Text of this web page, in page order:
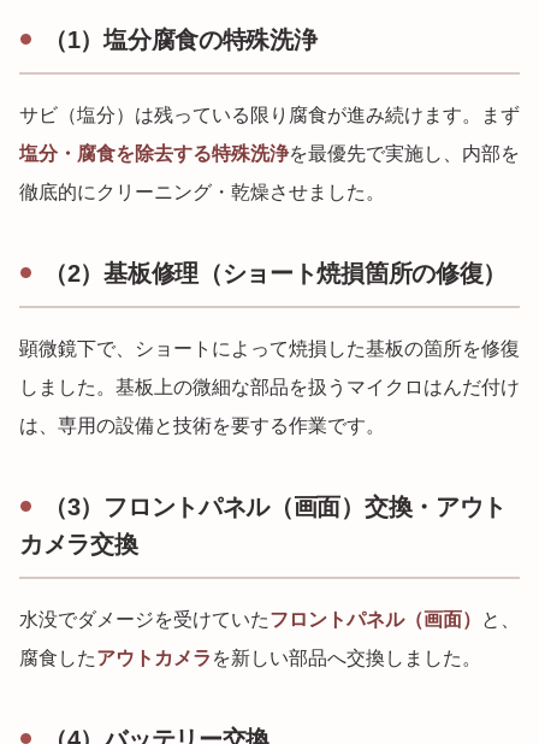
（1）塩分腐食の特殊洗浄
サビ（塩分）は残っている限り腐食が進み続けます。まず
塩分・腐食を除去する特殊洗浄を最優先で実施し、内部を
徹底的にクリーニング・乾燥させました。
（2）基板修理（ショート焼損箇所の修復）
顕微鏡下で、ショートによって焼損した基板の箇所を修復
しました。基板上の微細な部品を扱うマイクロはんだ付け
は、専用の設備と技術を要する作業です。
（3）フロントパネル（画面）交換・アウト
カメラ交換
水没でダメージを受けていたフロントパネル（画面）
と、
腐食したアウトカメラ を新しい部品へ交換しました。